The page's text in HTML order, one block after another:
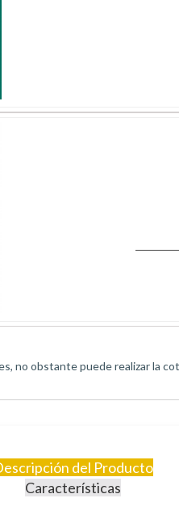
no obstante puede realizar la
del Producto
Características